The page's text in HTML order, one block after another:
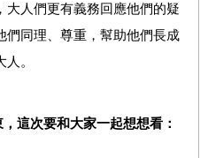
大人們更有義務回應他們的疑
們同理、尊重，幫助他們長成
。
這次要和大家一起想想看：